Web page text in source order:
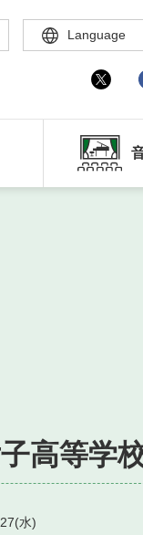
Language
高等学
(水)